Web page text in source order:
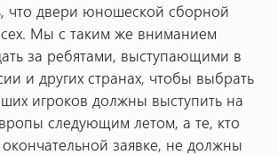
что двери юношеской сборной
Мы с таким же вниманием
за ребятами, выступающими в
и других странах, чтобы выбрать
игроков должны выступить на
следующим летом, а те, кто
заявке, не должны